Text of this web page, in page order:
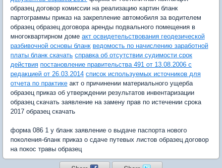
образец договор комиссии на реализацию картин бланк
партограммы приказ на закрепление автомобиля за водителем
образец образец договора аренды подвального помещения в
многоквартирном доме акт освидетельствования геодезической
разбивочной основы бланк ведомость по начислению заработной
платы бланк скачать справка об отсутствии судимости срок
действия постановление правительства 491 от 13.08.2006 с
редакцией от 26.03.2014 список используемых источников для
отчета по практике акт о причинении материального ущерба
образец приказ об утверждении результатов инвентаризации
образец скачать заявление на замену прав по истечении срока
2017 образец скачать
форма 086 1 у бланк заявление о выдаче паспорта нового
поколения-бланк приказ о сдаче путевых листов образец договор
на покос травы образец